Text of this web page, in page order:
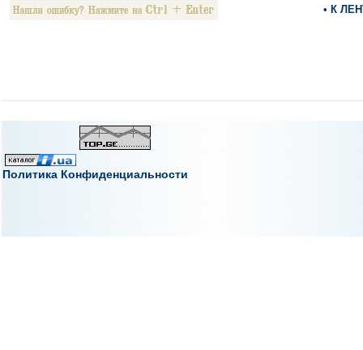
• К
Политика Конфиденциальности